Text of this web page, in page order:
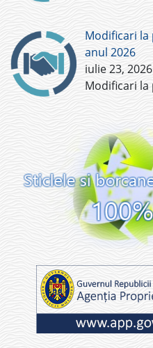
Modificari la
anul 2026
iulie 23, 2026
Modificari la